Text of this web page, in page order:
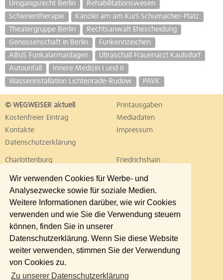
Wir verwenden Cookies für Werbe- und
Analysezwecke sowie für soziale Medien.
Weitere Informationen darüber, wie wir Cookies
verwenden und wie Sie die Verwendung steuern
können, finden Sie in unserer
Datenschutzerklärung. Wenn Sie diese Website
weiter verwenden, stimmen Sie der Verwendung
von Cookies zu.
Zu unserer Datenschutzerklärung
Umgangsrecht Berlin
Rehabilitationswesen
Schienentherapie
Kanzlei am am Kurt-Schumacher-Platz
Theatergruppe Berlin
Rechtsanwalt Ehescheidung
Genossenschaft in Berlin
Funkennzeichen
ABUS Funkalarmanlagen
Ultraschall Frauenarzt Kaulsdorf
Autounfall
Innere Medizin I und II
Wasserinstallation Lichtenrade-Rudow
PAVK
© WEGWEISER aktuell
Printausgaben
Kostenfreier Eintrag
Mediadaten
Kontakte
Impressum
Datenschutzerklärung
Charlottenburg
Friedrichshain
Lichtenberg
Marzahn
Neukölln
Pankow
Reinickendorf
Schöneberg
Spandau
Steglitz
Tempelhof
Treptow
Umland Ost